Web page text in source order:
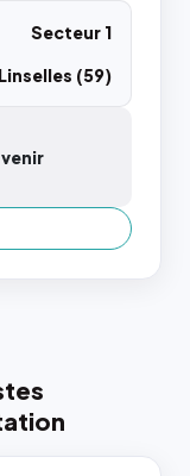
Secteur 1
Linselles (59)